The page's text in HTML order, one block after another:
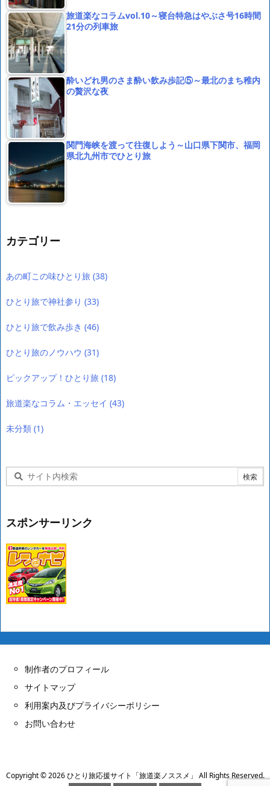
旅道楽なコラムvol.10～寝台特急はやぶさ号16時間
21分の列車旅
酔いどれ男のさま酔い飲み歩記⑤～最北のまち稚内
の贅沢な夜
関門海峡を渡って往復しよう～山口県下関市、福岡
県北九州市でひとり旅
カテゴリー
あの町この味ひとり旅 (38)
ひとり旅で神社参り (33)
ひとり旅で飲み歩き (46)
ひとり旅のノウハウ (31)
ピックアップ！ひとり旅 (18)
旅道楽なコラム・エッセイ (43)
未分類 (1)
スポンサーリンク
制作者のプロフィール
サイトマップ
利用案内及びプライバシーポリシー
お問い合わせ
Copyright ©2026 ひとり旅応援サイト「旅道楽ノススメ」 All Rights Reserved.